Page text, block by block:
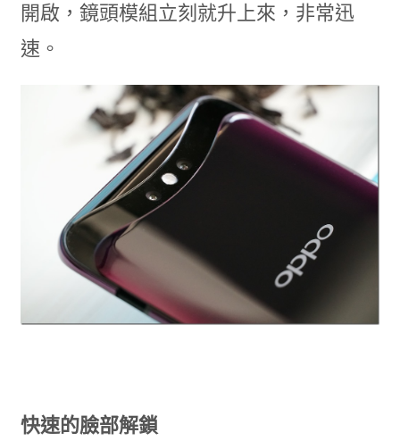
開啟，鏡頭模組立刻就升上來，非常迅
速。
快速的臉部解鎖